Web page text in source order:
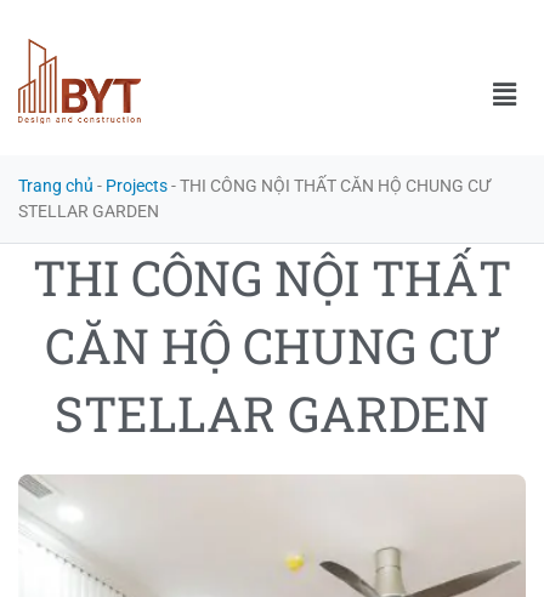
Trang chủ - Projects-THI CÔNG NỘI THẤT CĂN HỘ CHUNG CƯ
STELLAR GARDEN
THI CÔNG NỘI THẤT
CĂN HỘ CHUNG CƯ
STELLAR GARDEN